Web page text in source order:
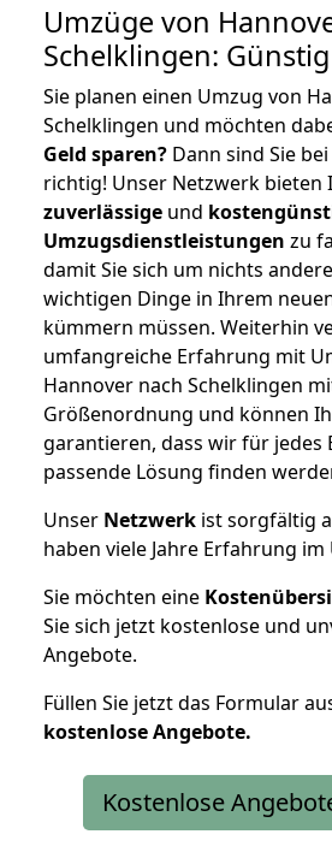
Umzüge von
Schelklingen:
Sie planen einen Umzug von
Schelklingen und möchten
Geld sparen? Dann sind Sie
richtig! Unser Netzwerk bieten
zuverlässige und
Umzugsdienstleistungen zu
damit Sie sich um nichts
wichtigen Dinge in Ihrem
kümmern müssen. Weiterhin
umfangreiche Erfahrung mit
Hannover nach Schelklingen
Größenordnung und können
garantieren, dass wir für jedes
passende Lösung finden
Unser Netzwerk ist sorgfältig
haben viele Jahre Erfahrung
Sie möchten eine
Sie sich jetzt kostenlose und
Angebote.
Füllen Sie jetzt das Formular
kostenloseAngebote.
Kostenlose